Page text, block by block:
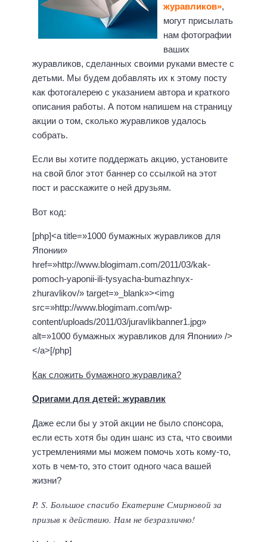
журавликов»,
могут присылать
нам фотографии
ваших
журавликов, сделанных своими руками вместе с
детьми. Мы будем добавлять их к этому посту
как фотогалерею с указанием автора и краткого
описания работы. А потом напишем на страницу
акции о том, сколько журавликов удалось
собрать.
Если вы хотите поддержать акцию, установите
на свой блог этот баннер со ссылкой на этот
пост и расскажите о ней друзьям.
Вот код:
[php]<a title=»1000 бумажных журавликов для
Японии»
href=»http://www.blogimam.com/2011/03/kak-
pomoch-yaponii-ili-tysyacha-bumazhnyx-
zhuravlikov/» target=»_blank»><img
src=»http://www.blogimam.com/wp-
content/uploads/2011/03/juravlikbanner1.jpg»
alt=»1000 бумажных журавликов для Японии» />
</a>[/php]
Как сложить бумажного журавлика?
Оригами для детей: журавлик
Даже если бы у этой акции не было спонсора,
если есть хотя бы один шанс из ста, что своими
устремлениями мы можем помочь хоть кому-то,
хоть в чем-то, это стоит одного часа вашей
жизни?
P. S. Большое спасибо Екатерине Смирновой за
призыв к действию. Нам не безразлично!